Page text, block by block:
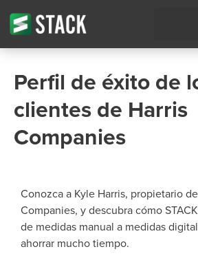
Perfil de éxito de
clientes de Harris
Companies
Conozca a Kyle Harris, propietario
Companies, y descubra cómo
de medidas manual a medidas
ahorrar mucho tiempo.